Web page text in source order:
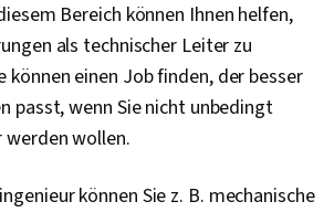
Bereich können Ihnen helfen,
als technischer Leiter zu
können einen Job finden, der besser
passt, wenn Sie nicht unbedingt
wollen.
können Sie z. B. mechanische